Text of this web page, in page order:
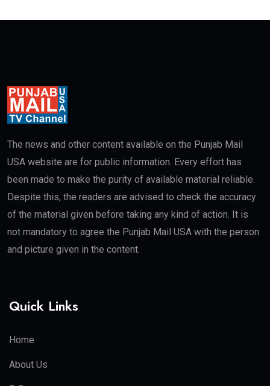
The news and other content available on the Punjab Mail
USA website are for public information. Every effort has
been made to make the purity of available material reliable.
Despite this, the readers are advised to check the accuracy
of the material given before taking any kind of action. It is
not mandatory to agree the Punjab Mail USA with the person
and picture given in the content.
Quick Links
Home
About Us